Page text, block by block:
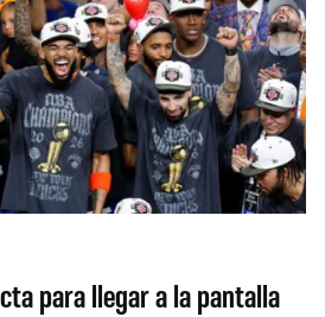
para llegar a la pantalla